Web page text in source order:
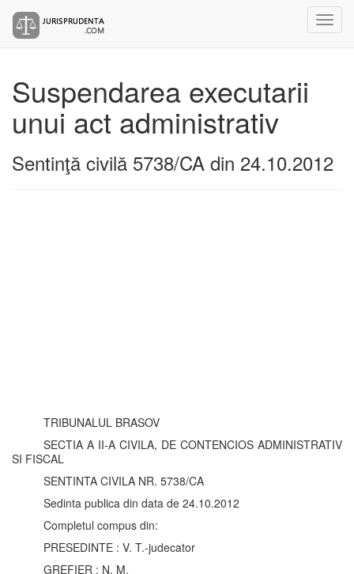
Suspendarea executarii
unui act administrativ
Sentinţă civilă 5738/CA din 24.10.2012
TRIBUNALUL BRASOV
SECTIA A II-A CIVILA, DE CONTENCIOS ADMINISTRATIV
SI FISCAL
SENTINTA CIVILA NR. 5738/CA
Sedinta publica din data de 24.10.2012
Completul compus din:
PRESEDINTE : V. T.-judecator
GREFIER : N. M.